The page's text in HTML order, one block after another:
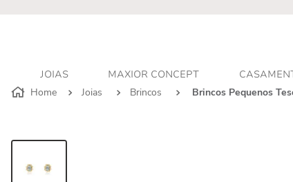
JOIAS MAXIOR CONCEPT
Joias
Brincos Brincos Pequenos